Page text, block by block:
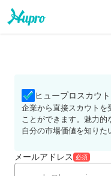
ヒュープロスカウ
企業から直接スカウトを
ことができます。魅力的
自分の市場価値を知りた
メールアドレス 必須